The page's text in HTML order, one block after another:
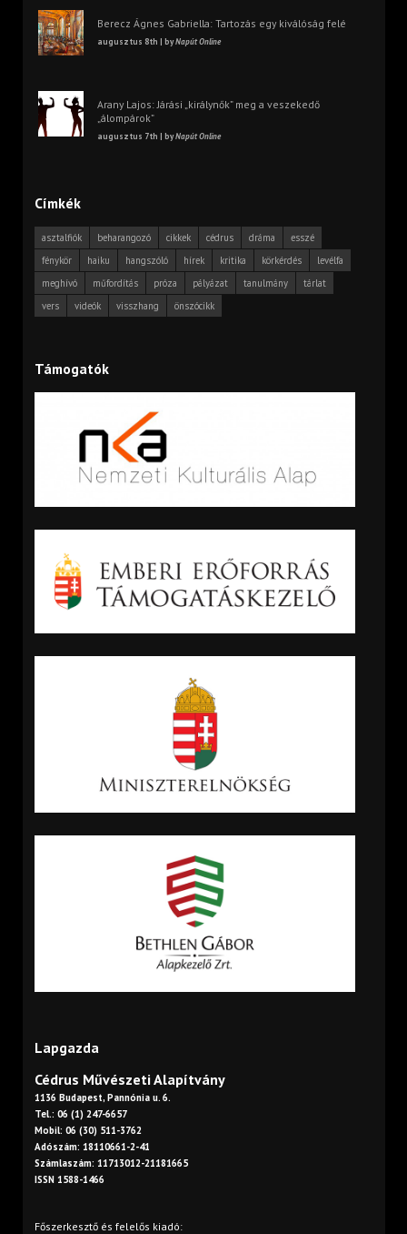
Berecz Ágnes Gabriella: Tartozás egy kiválóság felé
augusztus 8th | byNapút Online
Arany Lajos: Járási „királynők” meg a veszekedő
„álompárok”
augusztus 7th | byNapút Online
Címkék
asztalfiók beharangozó cikkek cédrus dráma
esszé
fénykör
haiku hangszóló hírek kritika körkérdés
levélfa
meghívó
műfordítás próza pályázat tanulmány
tárlat
vers
videók visszhang önszócikk
Támogatók
Lapgazda
Cédrus Művészeti Alapítvány
1136 Budapest, Pannónia u. 6.
Tel.: 06 (1) 247-6657
Mobil: 06 (30) 511-3762
Adószám: 18110661-2-41
Számlaszám: 11713012-21181665
ISSN 1588-1466
Főszerkesztő és felelős kiadó: